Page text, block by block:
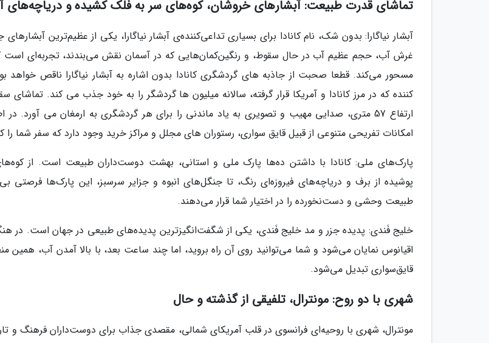
تماشای قدرت طبیعت: آبشارهای خروشان، کوه‌های سر به فلک کشیده و دریاچه‌های
آبشار نیاگارا: بدون شک، نام کانادا برای بسیاری تداعی‌کننده‌ی آبشار نیاگارا، یکی از عظیم‌ترین
غرش آب، حجم عظیم آب در حال سقوط، و رنگین‌کمان‌هایی که در آسمان نقش می‌بندند، تجربه‌ای است
مسحور می‌کند. قطعا صحبت از جاذبه های گردشگری کانادا بدون اشاره به آبشار نیاگارا ناقص خواهد
کننده که در مرز کانادا و آمریکا قرار گرفته، سالانه میلیون ها گردشگر را به خود جذب می کند. تماشای
ارتفاع 57 متری، صدایی مهیب و تصویری به یاد ماندنی را برای هر گردشگری به ارمغان می آورد. در
امکانات تفریحی متنوعی از قبیل قایق سواری، رستوران های مجلل و مراکز خرید وجود دارد که سفر شما
پارک‌های ملی: کانادا با داشتن ده‌ها پارک ملی و استانی، بهشت دوست‌داران طبیعت است. از
پوشیده از برف و دریاچه‌های فیروزه‌ای رنگ، تا جنگل‌های انبوه و جزایر سرسبز، این پارک‌ها فرصتی
طبیعت وحشی و دست‌نخورده را در اختیار شما قرار می‌دهند.
خلیج فَندی: پدیده جزر و مد خلیج فَندی، یکی از شگفت‌انگیزترین پدیده‌های طبیعی در جهان است. در
اقیانوس نمایان می‌شود و شما می‌توانید روی آن راه بروید، اما چند ساعت بعد، با بالا آمدن آب، همین
قایق‌سواری تبدیل می‌شود.
شهری با دو روح: مونترال، تلفیقی از گذشته و حال
مونترال، شهری با روحیه‌ای فرانسوی در قلب آمریکای شمالی، مقصدی جذاب برای دوست‌داران فرهنگ و